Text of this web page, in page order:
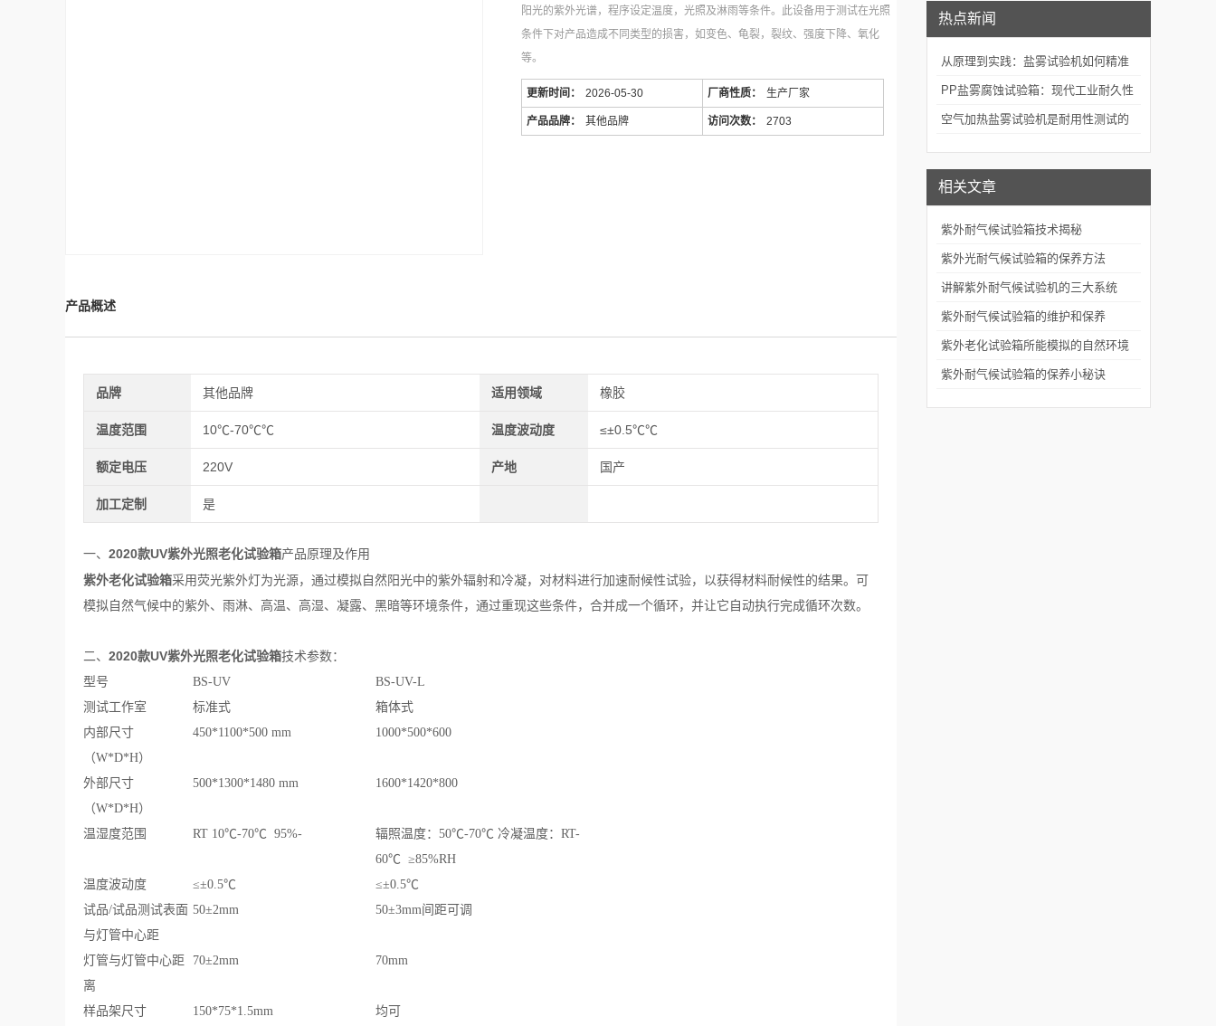
热点新闻
从原理到实践：盐雾试验机如何精准
模拟海洋腐蚀环境？
PP盐雾腐蚀试验箱：现代工业耐久性
评价的关键技术装备
空气加热盐雾试验机是耐用性测试的
相关文章
紫外耐气候试验箱技术揭秘
紫外光耐气候试验箱的保养方法
讲解紫外耐气候试验机的三大系统
紫外耐气候试验箱的维护和保养
紫外老化试验箱所能模拟的自然环境
条件
紫外耐气候试验箱的保养小秘诀
阳光的紫外光谱，程序设定温度，光照及淋雨等条件。此设备用于测试在光照
条件下对产品造成不同类型的损害，如变色、龟裂，裂纹、强度下降、氧化
等。
更新时间： 2026-05-30 厂商性质： 生产厂家
产品品牌： 其他品牌 访问次数： 2703
产品概述
品牌 其他品牌 适用领域 橡胶
温度范围 10℃-70℃℃ 温度波动度 ≤±0.5℃℃
额定电压 220V 产地 国产
加工定制 是
一、 2020款UV紫外光照老化试验箱产品原理及作用
紫外老化试验箱采用荧光紫外灯为光源，通过模拟自然阳光中的紫外辐射和冷凝，对材料进行加速耐候性试验，以获得材料耐候性的结果。可
模拟自然气候中的紫外、雨淋、高温、高湿、凝露、黑暗等环境条件，通过重现这些条件，合并成一个循环，并让它自动执行完成循环次数。
二、 2020款UV紫外光照老化试验箱技术参数：
型号
BS-UV
BS-UV-L
测试工作室
标准式
箱体式
内部尺寸
（W*D*H）
450*1100*500 mm 1000*500*600
外部尺寸
（W*D*H）
500*1300*1480 mm 1600*1420*800
温湿度范围 RT 10℃-70℃ 95%-
辐照温度：50℃-70℃ 冷凝温度：RT-
60℃ ≥85%RH
温度波动度
≤±0.5℃
≤±0.5℃
试品/试品测试表面
与灯管中心距
50±2mm 50±3mm间距可调
灯管与灯管中心距
离
70±2mm 70mm
样品架尺寸 150*75*1.5mm
均可